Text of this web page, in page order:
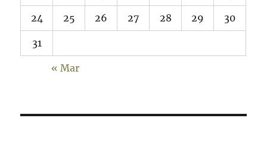
24 25 26 27 28 29 30
31
« Mar